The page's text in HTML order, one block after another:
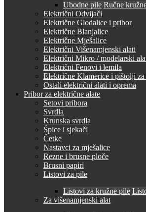
Ubodne pile Ručne
Električni Odvijači
Električne Glodalice i pribor
Električne Blanjalice
Električne Mješalice
Električni Višenamjenski alati
Električni Mikro / modelarski
Električni Fenovi i lemila
Električne Klamerice i pištolji
Ostali električni alati i oprema
Pribor za električne alate
Setovi pribora
Svrdla
Krunska svrdla
Špice i sjekači
Četke
Nastavci za mješalice
Rezne i brusne ploče
Brusni papiri
Listovi za pile
Listovi za kružne pile
Za višenamjenski alat